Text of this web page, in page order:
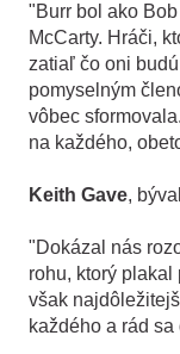
"Burr bol ako
McCarty. Hráči,
zatiaľ čo oni
pomyselným
vôbec
na každého,
Keith Gave,
"Dokázal nás
rohu, ktorý plakal
však
každého a rád